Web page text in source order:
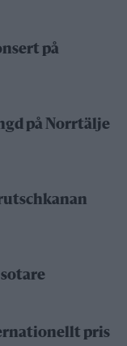
på
på Norrtälje
pris